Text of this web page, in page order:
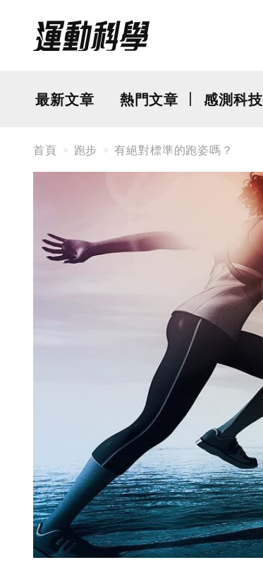
最新文章 熱門文章 感測科技
首頁 跑步 有絕對標準的跑姿嗎？